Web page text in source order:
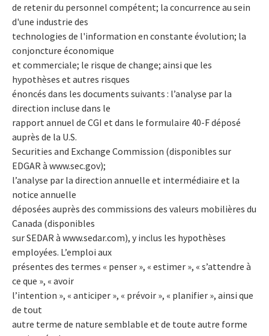
de retenir du personnel compétent; la concurrence au sein
d'une industrie des
technologies de l'information en constante évolution; la
conjoncture économique
et commerciale; le risque de change; ainsi que les
hypothèses et autres risques
énoncés dans les documents suivants : l’analyse par la
direction incluse dans le
rapport annuel de CGI et dans le formulaire 40-F déposé
auprès de la U.S.
Securities and Exchange Commission (disponibles sur
EDGAR à www.sec.gov);
l’analyse par la direction annuelle et intermédiaire et la
notice annuelle
déposées auprès des commissions des valeurs mobilières du
Canada (disponibles
sur SEDAR à www.sedar.com), y inclus les hypothèses
employées. L’emploi aux
présentes des termes « penser », « estimer », « s’attendre à
ce que », « avoir
l’intention », « anticiper », « prévoir », « planifier », ainsi que
de tout
autre terme de nature semblable et de toute autre forme